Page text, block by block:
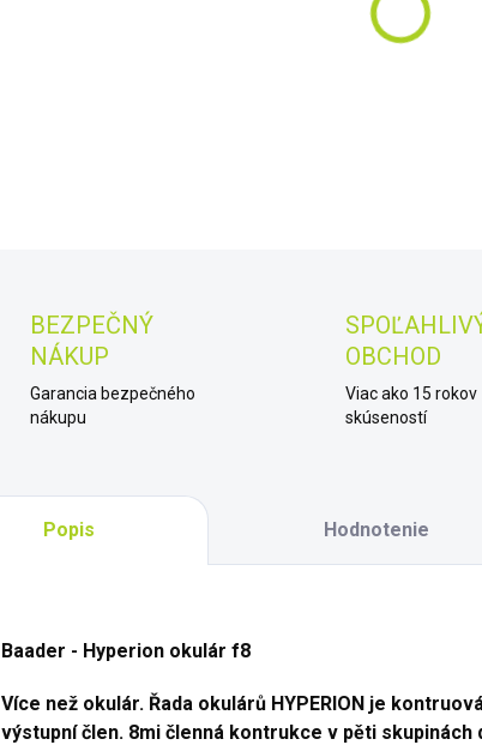
BEZPEČNÝ
NÁKUP
Garancia bezpečného
nákupu
OBCHOD
Viac ako 15 rokov
skúseností
Popis Hodnotenie
Baader - Hyperion okulár f8
Více než okulár. Řada okulárů HYPERION je
výstupní člen. 8mi členná kontrukce v pěti skupinách